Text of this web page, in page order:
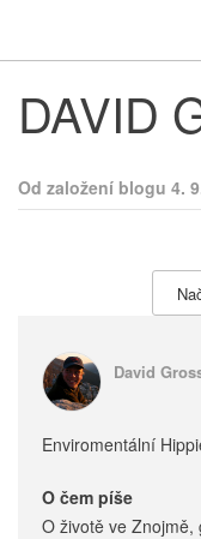
DAVID
Od založení blogu 4.
David
Enviromentální
O čem píše
O životě ve